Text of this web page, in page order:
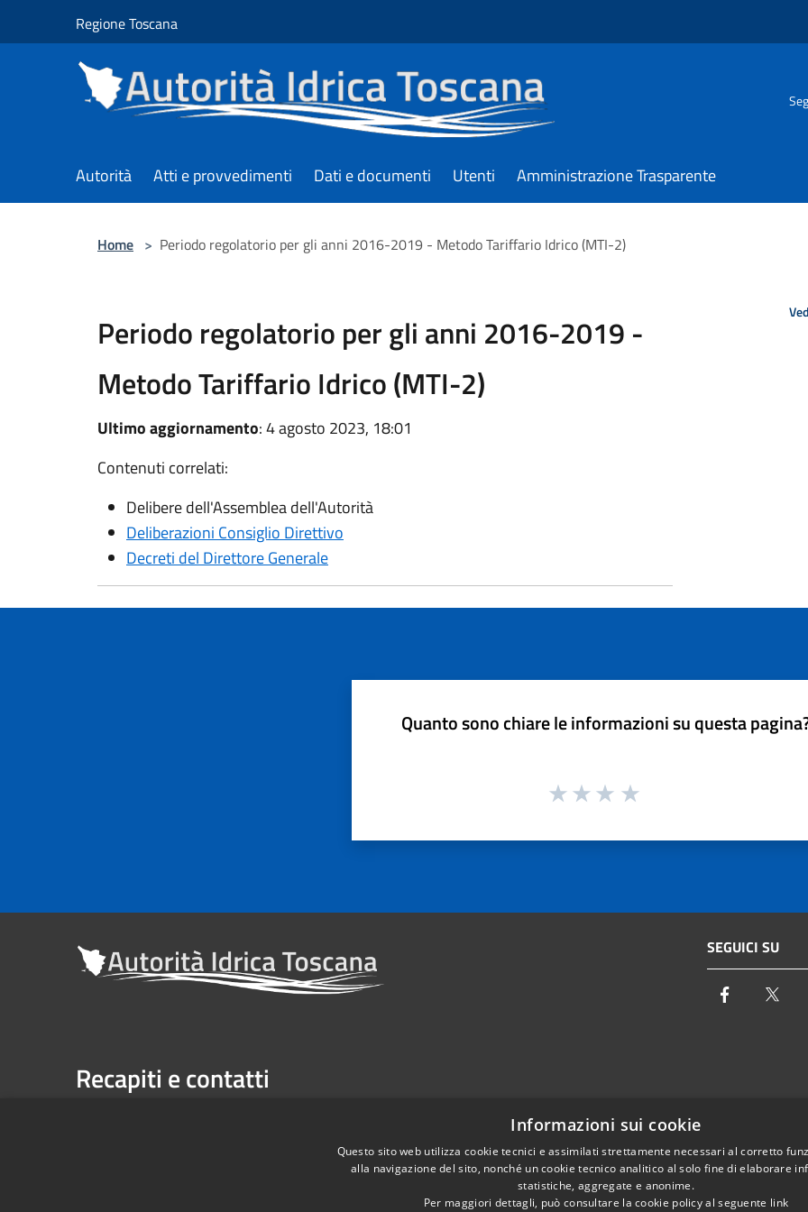
Regione Toscana
Autorità Atti e provvedimenti Dati e documenti Utenti Amministrazione Trasparente
Home > Periodo regolatorio per gli anni 2016-2019 - Metodo Tariffario Idrico (MTI-2)
Periodo regolatorio per gli anni 2016-2019 -
Metodo Tariffario Idrico (MTI-2)
Ultimo aggiornamento: 4 agosto 2023, 18:01
Contenuti correlati:
Delibere dell'Assemblea dell'Autorità
Deliberazioni Consiglio Direttivo
Decreti del Direttore Generale
Quanto sono chiare le informazioni su questa
SEGUICI SU
Facebook
Recapiti e contatti
Casella Postale n. 1485 | U.P. Firenze, 7 Via G. Verdi - 50122 Firenze
Email:info@autoritaidrica.toscana.it
Pec:protocollo@pec.autoritaidrica.toscana.it
IPA Indice delle Pubbliche Amministrazioni
Elenco contatti interni
Informazioni sui cookie
Questo sito web utilizza cookie tecnici e assimilati strettamente necessari al corretto
alla navigazione del sito, nonché un cookie tecnico analitico al solo fine di elaborare
statistiche, aggregate e anonime.
Per maggiori dettagli, può consultare la cookie policy al seguente link